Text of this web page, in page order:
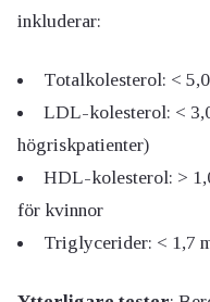
inkluderar:
Totalkolesterol: <
LDL-kolesterol: <
högriskpatienter)
HDL-kolesterol: >
för kvinnor
Triglycerider: < 1,7